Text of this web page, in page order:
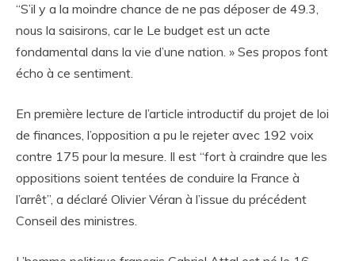
“S’il y a la moindre chance de ne pas déposer de 49.3,
nous la saisirons, car le Le budget est un acte
fondamental dans la vie d’une nation. » Ses propos font
écho à ce sentiment.
En première lecture de l’article introductif du projet de loi
de finances, l’opposition a pu le rejeter avec 192 voix
contre 175 pour la mesure. Il est “fort à craindre que les
oppositions soient tentées de conduire la France à
l’arrêt”, a déclaré Olivier Véran à l’issue du précédent
Conseil des ministres.